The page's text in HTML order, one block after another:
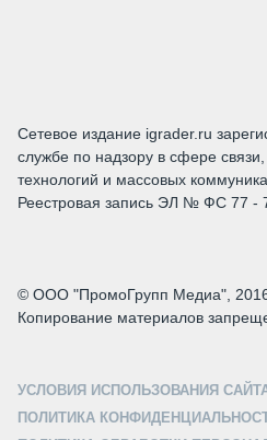
Сетевое издание igrader.ru
службе по надзору в сфере
технологий и массовых
Реестровая запись ЭЛ № ФС 77 -
© ООО "ПромоГрупп Медиа",
Копирование материалов
УСЛОВИЯ ИСПОЛЬЗОВАНИЯ
ПОЛИТИКА